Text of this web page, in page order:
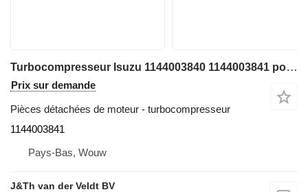
Turbocompresseur Isuzu 1144003840 1144003841 pour excavateur Hitachi ZX600 ZX800 JD600C ZX650H ZX850H JD800LC ZX670-5G ZX870-5G
Prix sur demande
Pièces détachées de moteur - turbocompresseur
1144003841
Pays-Bas, Wouw
J&Th van der Veldt BV